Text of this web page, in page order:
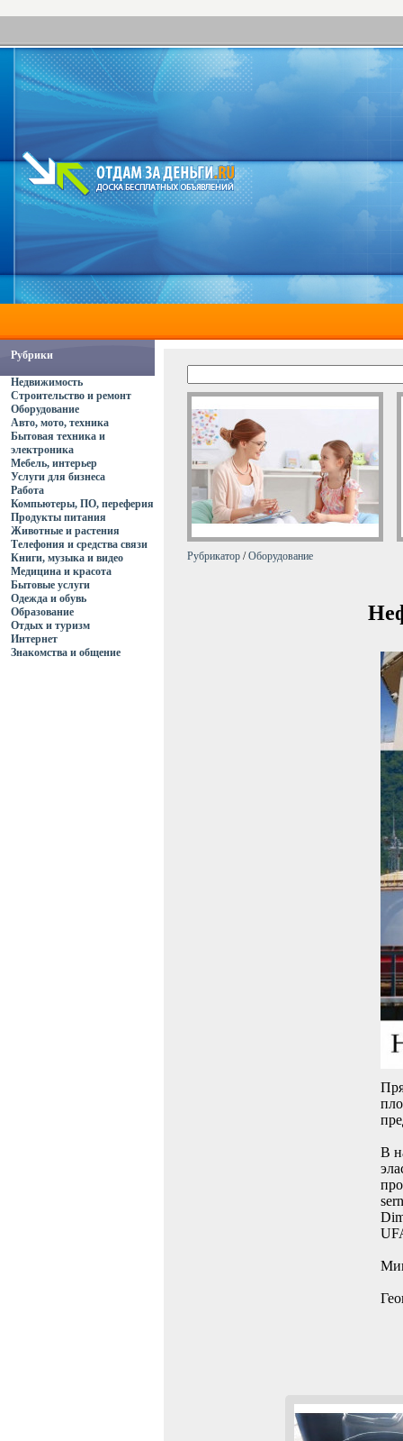
Рубрики
Недвижимость
Строительство и ремонт
Оборудование
Авто, мото, техника
Бытовая техника и
электроника
Мебель, интерьер
Услуги для бизнеса
Работа
Компьютеры, ПО, переферия
Продукты питания
Животные и растения
Телефония и средства связи
Книги, музыка и видео
Медицина и красота
Бытовые услуги
Одежда и обувь
Образование
Отдых и туризм
Интернет
Знакомства и общение
Рубрикатор /Оборудование
В